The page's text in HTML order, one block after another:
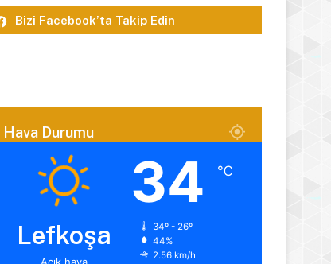
Bizi Facebook’ta Takip Edin
Hava Durumu
Lefkoşa
34 ℃
34º - 26º
44%
2.56 km/h